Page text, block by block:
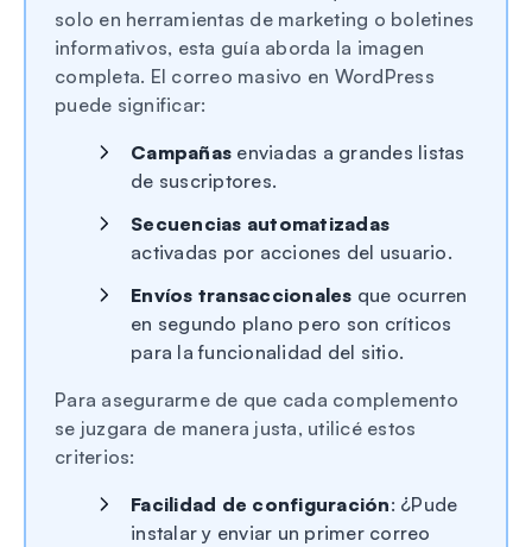
solo en herramientas de marketing o boletines
informativos, esta guía aborda la imagen
completa. El correo masivo en WordPress
puede significar:
Campañas enviadas a grandes listas
de suscriptores.
Secuencias automatizadas
activadas por acciones del usuario.
Envíos transaccionales que ocurren
en segundo plano pero son críticos
para la funcionalidad del sitio.
Para asegurarme de que cada complemento
se juzgara de manera justa, utilicé estos
criterios:
Facilidad de configuración: ¿Pude
instalar y enviar un primer correo